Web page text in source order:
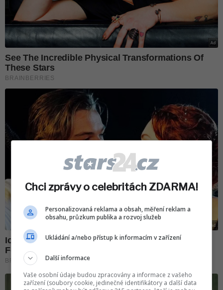
Chci zprávy o celebritách ZDARMA!
Personalizovaná reklama a obsah, měření reklam a
obsahu, průzkum publika a rozvoj služeb
Ukládání a/nebo přístup k informacím v zařízení
Další informace
Vaše osobní údaje budou zpracovány a informace z vašeho
zařízení (soubory cookie, jedinečné identifikátory a další data